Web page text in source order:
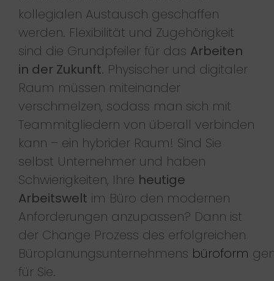
kollegialen Austausch geschaffen
werden. Flexibilität und Zugehörigkeit
sind die Grundpfeiler für das Arbeiten
in der Zukunft. Physischer und digitaler
Raum müssen miteinander
verschmelzen, sodass man sich mit
Teammitgliedern von überall verbinden
kann – ein hybrider Raum! Sind Sie
selbst Unternehmer und haben
Schwierigkeiten, Ihre heutige
Arbeitswelt im Büro den modernen
Anforderungen anzupassen? Dann ist
der Change Prozess des erfolgreichen
Büroplanungsunternehmens büroform
für Sie.